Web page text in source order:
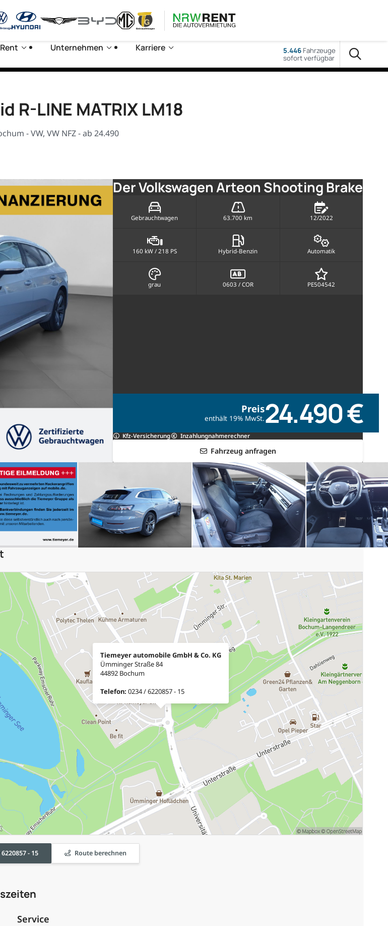
Unternehmen Karriere 5.446Fahrzeuge
sofort verfügbar
LINE MATRIX LM18
- VW, VW NFZ - ab 24.490
Der Volkswagen Arteon Shooting Brake
Gebrauchtwagen 63.700 km 12/2022
160 kW / 218 PS Hybrid-Benzin Automatik
grau 0603 / COR PE504542
Preis
enthält 19% MwSt.24.490 €
Kfz-Versicherung Inzahlungnahmerechner
Fahrzeug anfragen
Tiemeyer automobile GmbH & Co. KG
Ümminger Straße 84
44892 Bochum
Telefon: 0234 / 6220857 - 15
- 15 Route berechnen
Service